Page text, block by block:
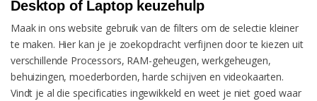
Desktop of Laptop keuzehulp
Maak in ons website gebruik van de filters om de selectie kleiner
te maken. Hier kan je je zoekopdracht verfijnen door te kiezen uit
verschillende Processors, RAM-geheugen, werkgeheugen,
behuizingen, moederborden, harde schijven en videokaarten.
Vindt je al die specificaties ingewikkeld en weet je niet goed waar